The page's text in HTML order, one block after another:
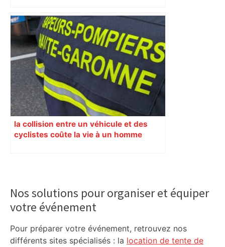
la collision entre un véhicule et des
cyclistes coûte la vie à un homme
Sidebar
Nos solutions pour organiser et équiper
votre événement
Pour préparer votre événement, retrouvez nos
différents sites spécialisés : la location de tente de